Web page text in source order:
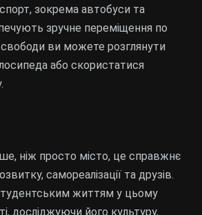
зокрема автобуси та
зручне переміщення по
свободи ви можете розглянути
або скористатися
ніж просто місто, це справжнє
самореалізації та друзів.
життям у цьому
досліджуючи його культуру,